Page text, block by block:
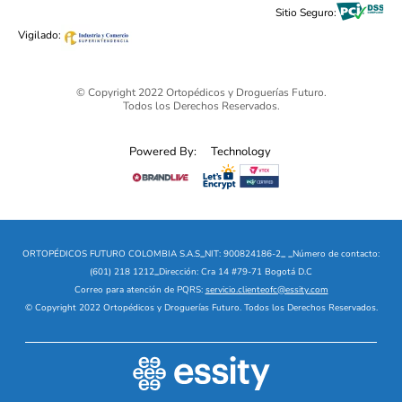
Sitio Seguro:
Vigilado:
© Copyright 2022 Ortopédicos y Droguerías Futuro.
Todos los Derechos Reservados.
Powered By: Technology
ORTOPÉDICOS FUTURO COLOMBIA S.A.S_NIT: 900824186-2_ _Número de contacto:
(601) 218 1212_Dirección: Cra 14 #79-71 Bogotá D.C
Correo para atención de PQRS: servicio.clienteofc@essity.com
© Copyright 2022 Ortopédicos y Droguerías Futuro. Todos los Derechos Reservados.